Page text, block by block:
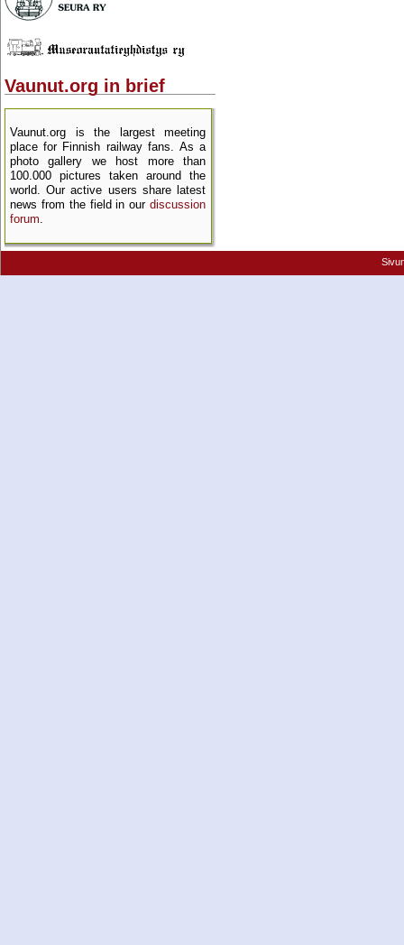
Vaunut.org in brief
Vaunut.org is the largest meeting
place for Finnish railway fans. As a
photo gallery we host more than
100.000 pictures taken around the
world. Our active users share latest
news from the field in our discussion
forum